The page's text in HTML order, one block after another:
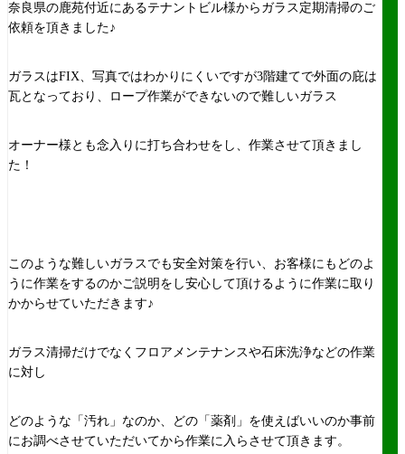
奈良県の鹿苑付近にあるテナントビル様からガラス定期清掃のご
依頼を頂きました♪
ガラスはFIX、写真ではわかりにくいですが3階建てで外面の庇は
瓦となっており、ロープ作業ができないので難しいガラス
オーナー様とも念入りに打ち合わせをし、作業させて頂きまし
た！
このような難しいガラスでも安全対策を行い、お客様にもどのよ
うに作業をするのかご説明をし安心して頂けるように作業に取り
かからせていただきます♪
ガラス清掃だけでなくフロアメンテナンスや石床洗浄などの作業
に対し
どのような「汚れ」なのか、どの「薬剤」を使えばいいのか事前
にお調べさせていただいてから作業に入らさせて頂きます。